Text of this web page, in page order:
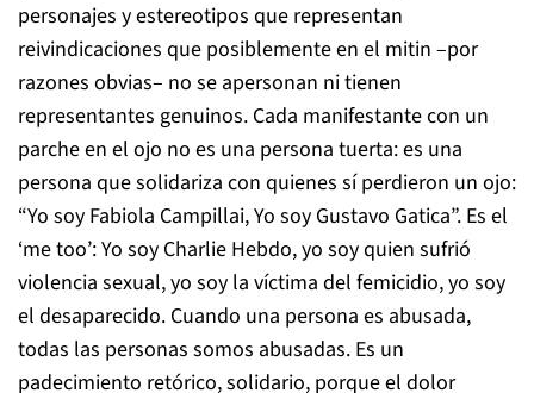
personajes y estereotipos que representan
reivindicaciones que posiblemente en el mitin –por
razones obvias– no se apersonan ni tienen
representantes genuinos. Cada manifestante con un
parche en el ojo no es una persona tuerta: es una
persona que solidariza con quienes sí perdieron un ojo:
“Yo soy Fabiola Campillai, Yo soy Gustavo Gatica”. Es el
‘me too’: Yo soy Charlie Hebdo, yo soy quien sufrió
violencia sexual, yo soy la víctima del femicidio, yo soy
el desaparecido. Cuando una persona es abusada,
todas las personas somos abusadas. Es un
padecimiento retórico, solidario, porque el dolor